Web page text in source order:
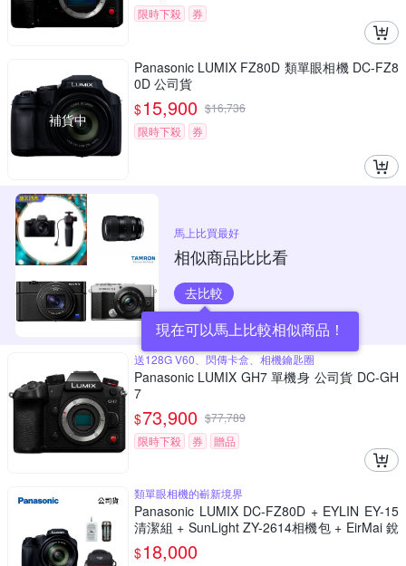
限時下殺
券
補貨中
Panasonic LUMIX FZ80D 類單眼相機 DC-FZ8
0D 公司貨
$15,900 $16,736
限時下殺
券
馬上比買最好
相似商品比比看
去比較
現在可以馬上比較相似商品！
送128G V60、閃傳卡盒、相機鑰匙圈
Panasonic LUMIX GH7 單機身 公司貨 DC-GH
7
$73,900 $77,789
限時下殺
券 贈品
類單眼相機的嶄新境界
Panasonic LUMIX DC-FZ80D + EYLIN EY-15
清潔組 + SunLight ZY-2614相機包 + EirMai 銳
瑪 HD-100C電子除濕卡 FZ80D (公司貨)
$18,000